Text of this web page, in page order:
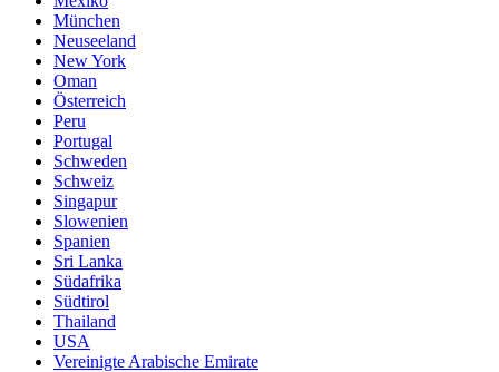
München
Neuseeland
New York
Oman
Österreich
Peru
Portugal
Schweden
Schweiz
Singapur
Slowenien
Spanien
Sri Lanka
Südafrika
Südtirol
Thailand
USA
Vereinigte Arabische Emirate